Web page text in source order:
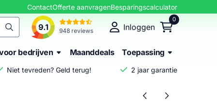
ContactOfferte aanvragenBesparingscalculator
9.1 948 reviews Inloggen
0
bedrijven Maanddeals Toepassing
Niet tevreden? Geld terug!
2 jaar garantie